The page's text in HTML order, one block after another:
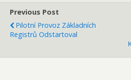
Previous Post
Pilotní Provoz Základních
Registrů Odstartoval